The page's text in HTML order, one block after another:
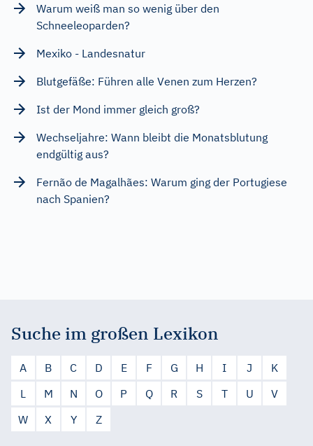
Warum weiß man so wenig über den
Schneeleoparden?
Mexiko - Landesnatur
Blutgefäße: Führen alle Venen zum Herzen?
Ist der Mond immer gleich groß?
Wechseljahre: Wann bleibt die Monatsblutung
endgültig aus?
Fernão de Magalhães: Warum ging der Portugiese
nach Spanien?
Suche im großen Lexikon
A B C D E F G H I J
K
L
M N O P Q R S T U
V
W
X Y Z